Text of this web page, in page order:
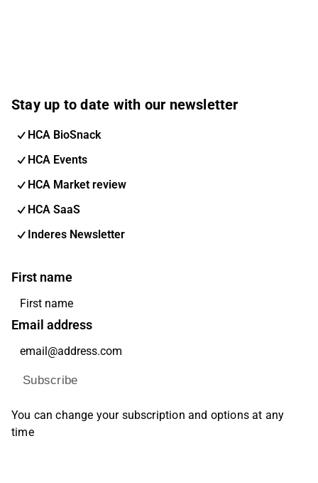
Stay up to date with our newsletter
HCA BioSnack
HCA Events
HCA Market review
HCA SaaS
Inderes Newsletter
First name
Email address
Subscribe
You can change your subscription and options at any
time